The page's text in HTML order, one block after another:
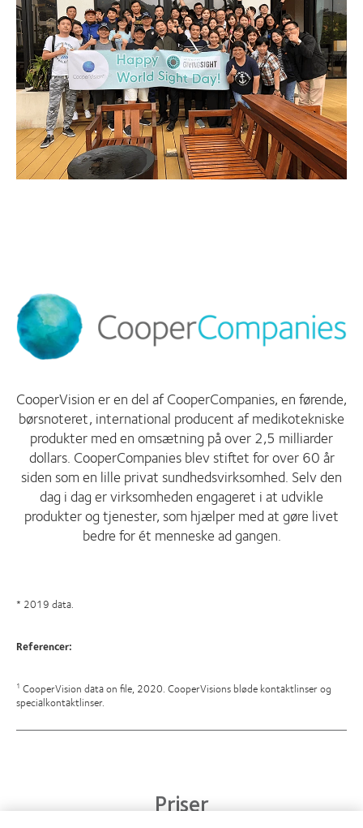
CooperVision er en del af CooperCompanies, en førende,
børsnoteret, international producent af medikotekniske
produkter med en omsætning på over 2,5 milliarder
dollars. CooperCompanies blev stiftet for over 60 år
siden som en lille privat sundhedsvirksomhed. Selv den
dag i dag er virksomheden engageret i at udvikle
produkter og tjenester, som hjælper med at gøre livet
bedre for ét menneske ad gangen.
* 2019 data.
Referencer:
1 CooperVision data on file, 2020. CooperVisions bløde kontaktlinser og
specialkontaktlinser.
Priser